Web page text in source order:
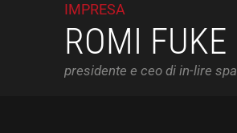
IMPRESA
ROMI FUKE
presidente e ceo di in-lire spa